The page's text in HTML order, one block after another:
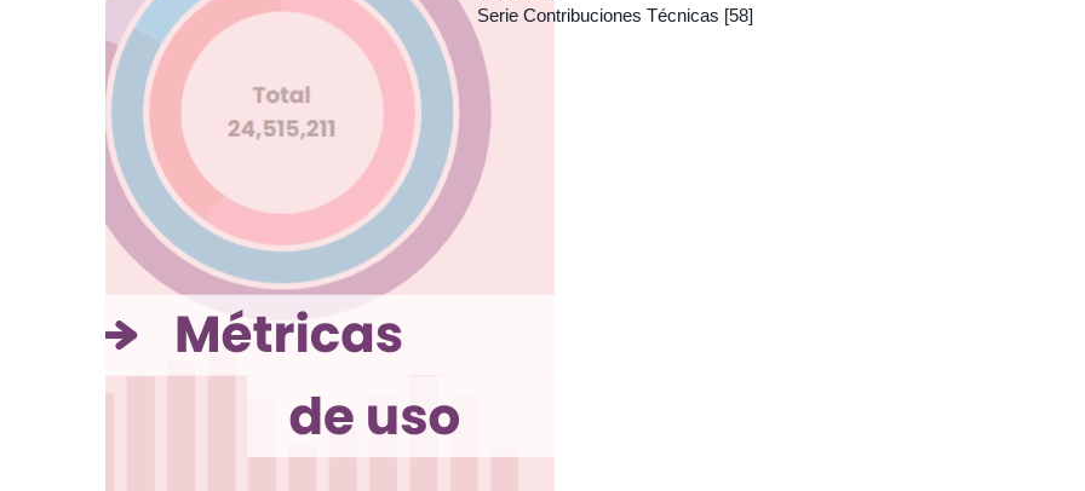
Serie Contribuciones Técnicas [58]